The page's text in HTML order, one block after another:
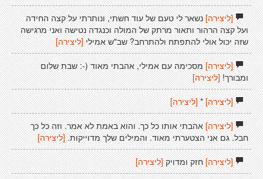
[ליצירה]נשאר לי טעם של עוד חשתי, ונותרתי על קצה החידה
ועל קצה הרהור ותאור מרתק של המולה וכנגדה נטישה ואני מרגישה
שזה יכול אולי להתפתח ולהתרחב? שב"ש אמילי[ליצירה]
[ליצירה]מסכימה עם אמילי, אהבתי מאוד (-: שבת שלום
ומבורך! [ליצירה]
[ליצירה]* [ליצירה]
[ליצירה]אהבתי אותו כל כך. והוא באמת לא אמר. וזה כל כך
חבל. גם אני הצטערתי מאוד. והמילים שלך מדוייקות.[ליצירה]
[ליצירה]חזק ומדויק [ליצירה]